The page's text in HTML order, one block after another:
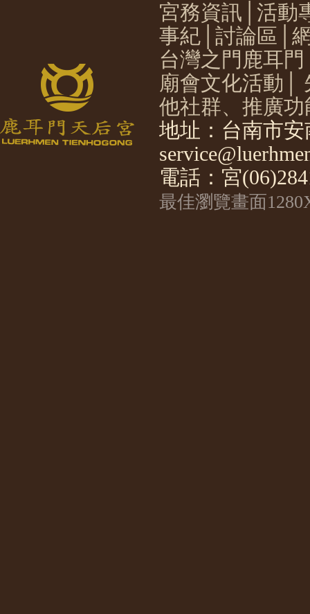
宮務資訊
活動
事紀
討論區
台灣之門鹿耳門
廟會文化活動
他社群、推廣功
地址：台南市
電話：宮
最佳瀏覽畫面